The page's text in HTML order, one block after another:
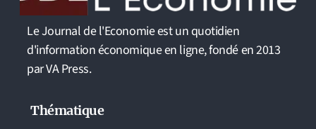
Le Journal de l'Economie est un quotidien
d'information économique en ligne, fondé en 2013
par VA Press.
Thématique